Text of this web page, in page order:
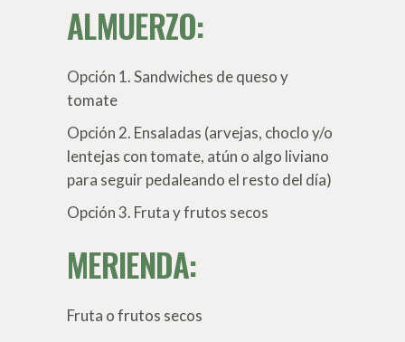
ALMUERZO:
Opción 1. Sandwiches de queso y
tomate
Opción 2. Ensaladas (arvejas, choclo y/o
lentejas con tomate, atún o algo liviano
para seguir pedaleando el resto del día)
Opción 3. Fruta y frutos secos
MERIENDA:
Fruta o frutos secos